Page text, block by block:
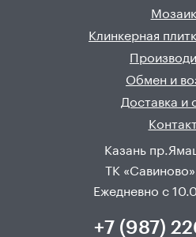
Клинкерная
Обмен и
Доставка и
Казань
ТК
Ежедневно с
+7 (987)